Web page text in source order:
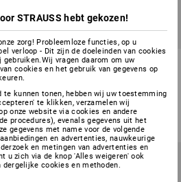
STRAUSSbox 215 midi tool
carrier
1 variant
v.a. € 36,18
(incl. BTW) v.a. 6 stuks
STRAUSS hebt gekozen!
zorg! Probleemloze functies, op u
verloop - Dit zijn de doeleinden van cookies
vragen daarom om uw
cookies en het gebruik van gegevens op
te kunnen tonen, hebben wij uw toestemming
te klikken, verzamelen wij
onze website via cookies en andere
procedures), evenals gegevens uit het
gegevens met name voor de volgende
en advertenties, nauwkeurige
en metingen van advertenties en
u zich via de knop 'Alles weigeren' ook
cookies en methoden.